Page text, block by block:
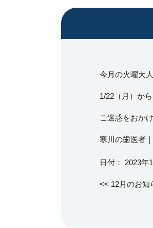
今月の火曜大
1/22（月）か
ご迷惑をおか
寒川の歯医者
日付： 2023年
<< 12月のお知